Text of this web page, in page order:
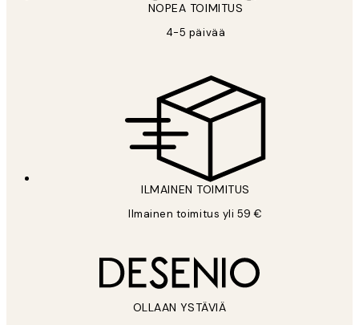
NOPEA TOIMITUS
4-5 päivää
ILMAINEN TOIMITUS
Ilmainen toimitus yli 59 €
OLLAAN YSTÄVIÄ